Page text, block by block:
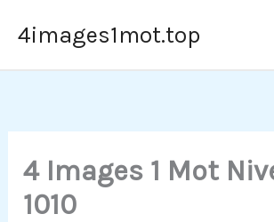
4images1mot.top
4 Images 1 Mot
1010